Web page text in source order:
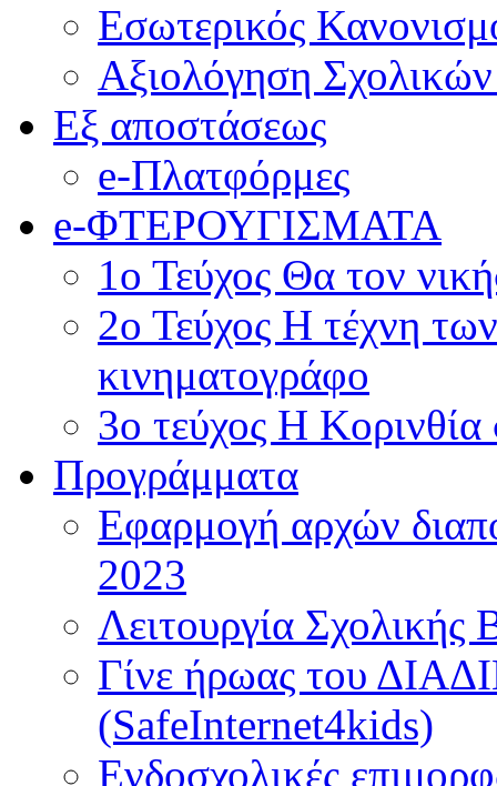
Εσωτερικός
Αξιολόγηση
Εξ αποστάσεως
e-Πλατφόρμες
e-ΦΤΕΡΟΥΓΙΣΜΑΤΑ
1ο Τεύχος Θα τον
2ο Τεύχος Η τέχνη
κινηματογράφο
3ο τεύχος Η
Προγράμματα
Εφαρμογή αρχών
2023
Λειτουργία Σχολικής
Γίνε ήρωας του
(SafeInternet4kids)
Ενδοσχολικές